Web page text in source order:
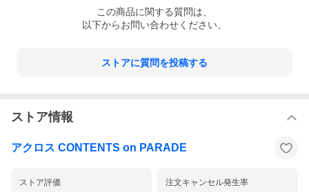
この商品に関する質問は、
以下からお問い合わせください。
ストアに質問を投稿する
ストア情報
アクロス CONTENTS on PARADE
ストア評価 注文キャンセル発生率